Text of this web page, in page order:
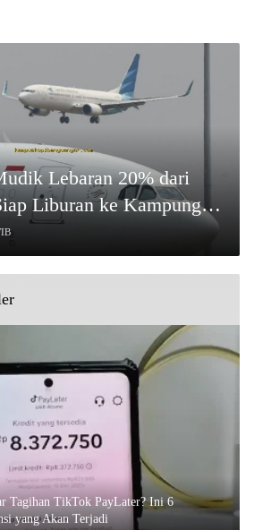
Lebaran 20% dari
Liburan ke Kampung
WIB
Tagihan TikTok PayLater? Ini 6
yang Akan Terjadi